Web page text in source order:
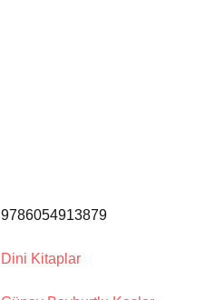
9786054913879
Dini Kitaplar